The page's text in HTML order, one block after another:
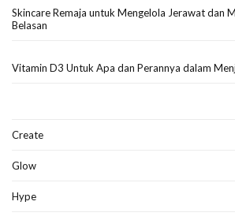
Skincare Remaja untuk Mengelola Jerawat dan
Belasan
Vitamin D3 Untuk Apa dan Perannya dalam
Create
Glow
Hype